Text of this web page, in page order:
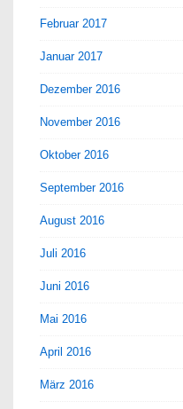
Februar 2017
Januar 2017
Dezember 2016
November 2016
Oktober 2016
September 2016
August 2016
Juli 2016
Juni 2016
Mai 2016
April 2016
März 2016